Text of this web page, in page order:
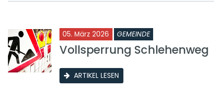
05. März 2026 GEMEINDE
Vollsperrung Schlehenweg
ARTIKEL LESEN